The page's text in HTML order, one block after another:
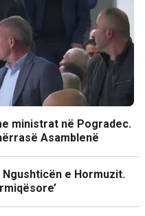
ministrat në Pogradec.
Asamblenë
e Hormuzit.